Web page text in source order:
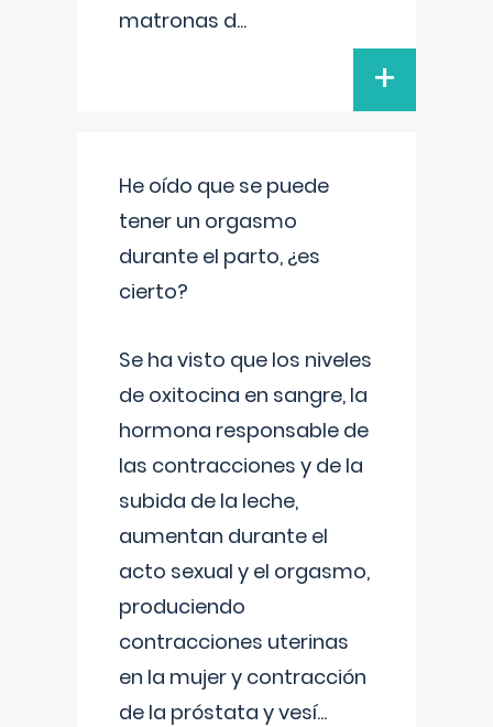
matronas d...
+
He oído que se puede
tener un orgasmo
durante el parto, ¿es
cierto?
Se ha visto que los niveles
de oxitocina en sangre, la
hormona responsable de
las contracciones y de la
subida de la leche,
aumentan durante el
acto sexual y el orgasmo,
produciendo
contracciones uterinas
en la mujer y contracción
de la próstata y vesí...